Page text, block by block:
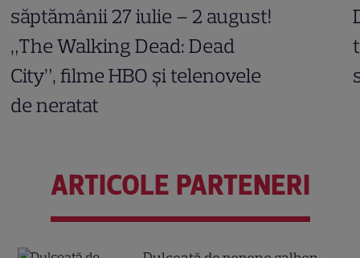
săptămânii 27 iulie – 2 august!
„The Walking Dead: Dead
City”, filme HBO și telenovele
de neratat
ARTICOLE PARTENERI